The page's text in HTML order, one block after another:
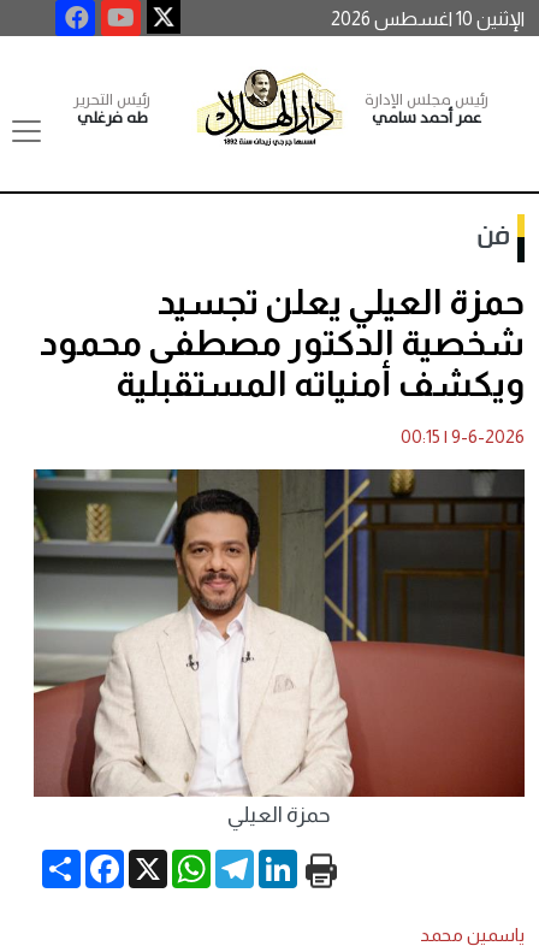
الإثنين 10 اغسطس 2026
رئيس مجلس الإدارة
عمر أحمد سامي
رئيس التحرير
طه فرغلي
فن
حمزة العيلي يعلن تجسيد
شخصية الدكتور مصطفى محمود
ويكشف أمنياته المستقبلية
9-6-2026
|
00:15
حمزة العيلي
Share
Facebook X
WhatsApp
TelegramLinkedIn
ياسمين محمد